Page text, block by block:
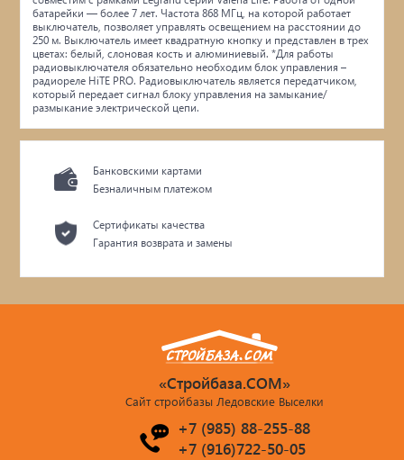
батарейки — более 7 лет. Частота 868 МГц, на которой работает
выключатель, позволяет управлять освещением на расстоянии до
250 м. Выключатель имеет квадратную кнопку и представлен в трех
цветах: белый, слоновая кость и алюминиевый. *Для работы
радиовыключателя обязательно необходим блок управления –
радиореле HiTE PRO. Радиовыключатель является передатчиком,
который передает сигнал блоку управления на замыкание/
размыкание электрической цепи.
Банковскими картами
Безналичным платежом
Сертификаты качества
Гарантия возврата и замены
«Стройбаза.COM»
Сайт стройбазы Ледовские Выселки
+7 (985) 88-255-88
+7 (916)722-50-05